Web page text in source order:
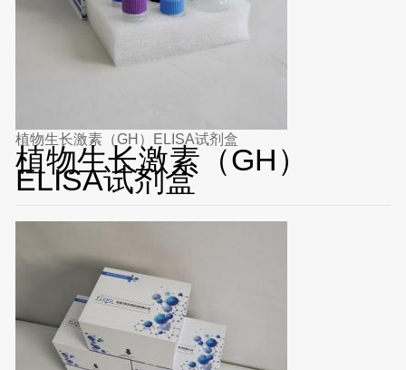
植物生长激素（GH）ELISA试剂盒
植物生长激素（GH）
ELISA试剂盒